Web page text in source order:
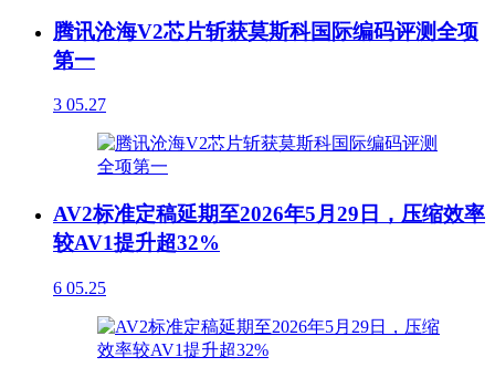
腾讯沧海V2芯片斩获莫斯科国际编码评测全项
第一
3 05.27
AV2标准定稿延期至2026年5月29日，压缩效率
较AV1提升超32%
6 05.25